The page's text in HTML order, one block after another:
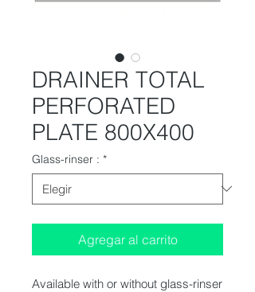
DRAINER TOTAL
PERFORATED
PLATE 800X400
Glass-rinser : *
Agregar al carrito
Available with or without glass-rinser